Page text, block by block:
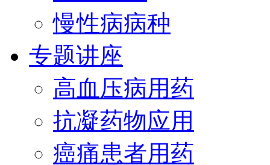
慢性病病种
专题讲座
高血压病用药
抗凝药物应用
癌痛患者用药